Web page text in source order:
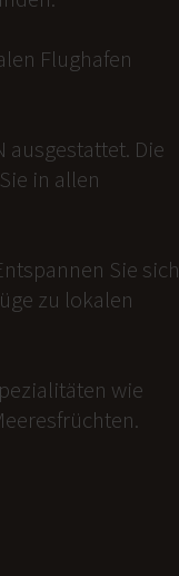
Flughafen
Die
in allen
Sie sich
zu lokalen
wie